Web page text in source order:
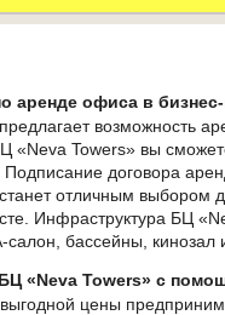
аренде офиса в бизнес-
возможность
«Neva Towers» вы
договора
отличным выбором
Инфраструктура БЦ
салон, бассейны, кинозал
«Neva Towers» с
цены